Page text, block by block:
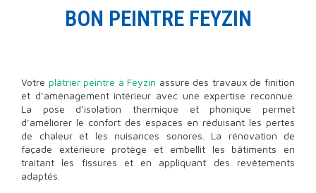
BON PEINTRE FEYZIN
Votre plâtrier peintre à Feyzin assure des travaux de finition
et d’aménagement intérieur avec une expertise reconnue.
La pose d’isolation thermique et phonique permet
d’améliorer le confort des espaces en réduisant les pertes
de chaleur et les nuisances sonores. La rénovation de
façade extérieure protège et embellit les bâtiments en
traitant les fissures et en appliquant des revêtements
adaptés.